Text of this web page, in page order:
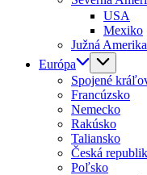
USA
Mexiko
Južná Amerika
Európa
Spojené
Francúzsko
Nemecko
Rakúsko
Taliansko
Česká
Poľsko